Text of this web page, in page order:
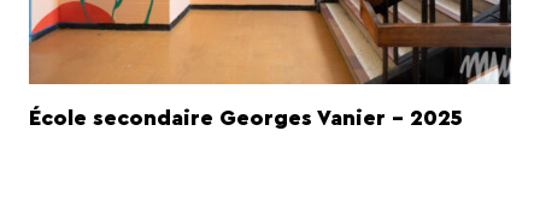
École secondaire Georges Vanier - 2025